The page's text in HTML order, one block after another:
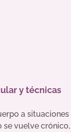
y técnicas
a situaciones
se vuelve crónico,